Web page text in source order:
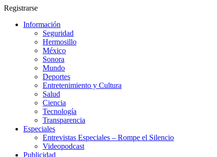
Registrarse
Información
Seguridad
Hermosillo
México
Sonora
Mundo
Deportes
Entretenimiento y Cultura
Salud
Ciencia
Tecnología
Transparencia
Especiales
Entrevistas Especiales – Rompe el Silencio
Videopodcast
Publicidad